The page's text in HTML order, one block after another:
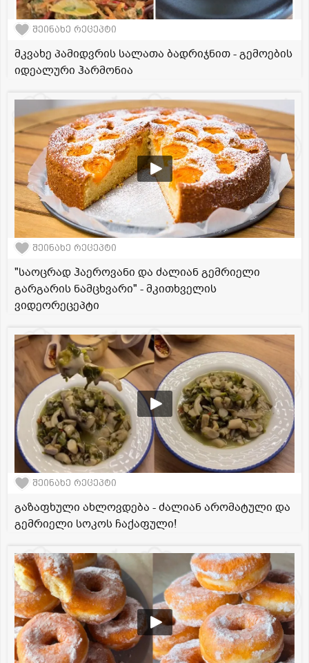
შეინახე რეცეპტი
მკვახე პამიდვრის სალათა ბადრიჯნით - გემოების
იდეალური ჰარმონია
შეინახე რეცეპტი
"საოცრად ჰაეროვანი და ძალიან გემრიელი
გარგარის ნამცხვარი" - მკითხველის
ვიდეორეცეპტი
შეინახე რეცეპტი
გაზაფხული ახლოვდება - ძალიან არომატული და
გემრიელი სოკოს ჩაქაფული!